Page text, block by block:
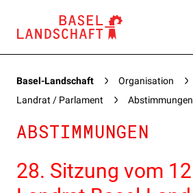
Basel-Landschaft
Organisation
Landrat / Parlament
Abstimmungen
ABSTIMMUNGEN